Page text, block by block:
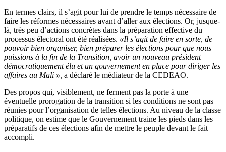
En termes clairs, il s’agit pour lui de prendre le temps nécessaire de
faire les réformes nécessaires avant d’aller aux élections. Or, jusque-
là, très peu d’actions concrètes dans la préparation effective du
processus électoral ont été réalisées. «Il s’agit de faire en sorte, de
pouvoir bien organiser, bien préparer les élections pour que nous
puissions à la fin de la Transition, avoir un nouveau président
démocratiquement élu et un gouvernement en place pour diriger les
affaires au Mali », a déclaré le médiateur de la CEDEAO.
Des propos qui, visiblement, ne ferment pas la porte à une
éventuelle prorogation de la transition si les conditions ne sont pas
réunies pour l’organisation de telles élections. Au niveau de la classe
politique, on estime que le Gouvernement traine les pieds dans les
préparatifs de ces élections afin de mettre le peuple devant le fait
accompli.